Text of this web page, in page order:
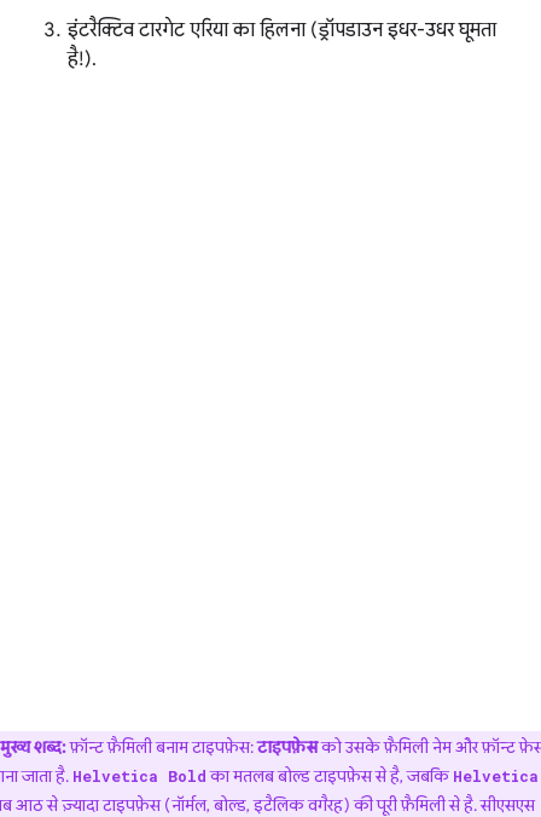
इंटरैक्टिव टारगेट एरिया का हिलना (ड्रॉपडाउन इधर-उधर घूमता
है!).
मुख्य शब्द:फ़ॉन्ट फ़ैमिली बनाम टाइपफ़ेस:टाइपफ़ेसको उसके फ़ैमिली नेम और फ़ॉन्ट
जाता है. Helvetica Boldका मतलब बोल्ड टाइपफ़ेस से है, जबकि Helvetica
आठ से ज़्यादा टाइपफ़ेस (नॉर्मल, बोल्ड, इटैलिक वगैरह) की पूरी फ़ैमिली से है. सीएसएस